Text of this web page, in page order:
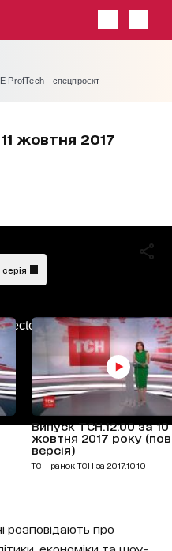
ProfTech - спецпроєкт
жовтня 2017
Випуск ТСН.12:00 за 10
жовтня 2017 року
версія)
ТСН ранок ТСН за 2017.10.10
розповідають про
економіки та шоу-